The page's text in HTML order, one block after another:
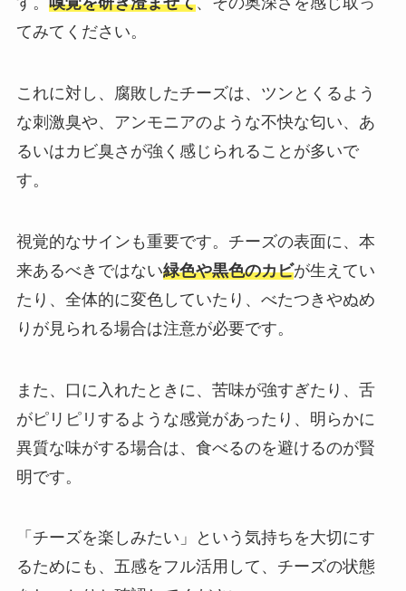
てみてください。
これに対し、腐敗したチーズは、ツンとくるよう
な刺激臭や、アンモニアのような不快な匂い、あ
るいはカビ臭さが強く感じられることが多いで
す。
視覚的なサインも重要です。チーズの表面に、本
来あるべきではない緑色や黒色のカビが生えてい
たり、全体的に変色していたり、べたつきやぬめ
りが見られる場合は注意が必要です。
また、口に入れたときに、苦味が強すぎたり、舌
がピリピリするような感覚があったり、明らかに
異質な味がする場合は、食べるのを避けるのが賢
明です。
「チーズを楽しみたい」という気持ちを大切にす
るためにも、五感をフル活用して、チーズの状態